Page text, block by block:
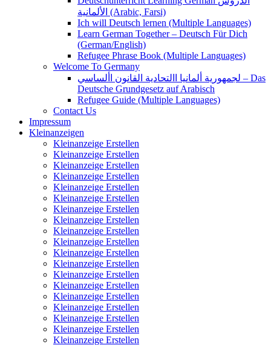
الألمانية (Arabic, Farsi)
Ich will Deutsch lernen (Multiple Languages)
Learn German Together – Deutsch Für Dich
(German/English)
Refugee Phrase Book (Multiple Languages)
Welcome To Germany
لجمهورية ألمانيا االتحادية القانون األساسي – Das
Deutsche Grundgesetz auf Arabisch
Refugee Guide (Multiple Languages)
Contact Us
Impressum
Kleinanzeigen
Kleinanzeige Erstellen
Kleinanzeige Erstellen
Kleinanzeige Erstellen
Kleinanzeige Erstellen
Kleinanzeige Erstellen
Kleinanzeige Erstellen
Kleinanzeige Erstellen
Kleinanzeige Erstellen
Kleinanzeige Erstellen
Kleinanzeige Erstellen
Kleinanzeige Erstellen
Kleinanzeige Erstellen
Kleinanzeige Erstellen
Kleinanzeige Erstellen
Kleinanzeige Erstellen
Kleinanzeige Erstellen
Kleinanzeige Erstellen
Kleinanzeige Erstellen
Kleinanzeige Erstellen